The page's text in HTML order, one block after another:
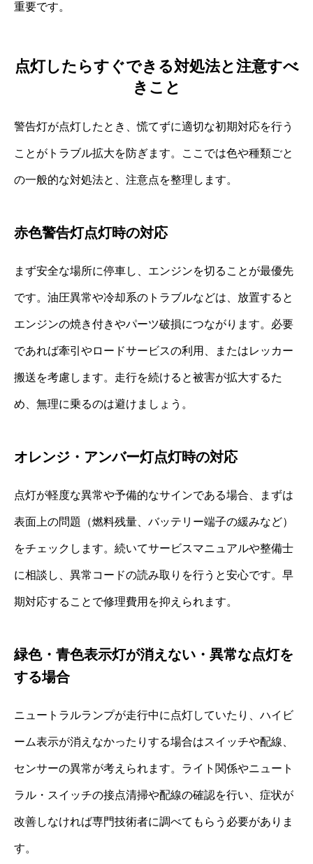
重要です。
点灯したらすぐできる対処法と注意すべ
きこと
警告灯が点灯したとき、慌てずに適切な初期対応を行う
ことがトラブル拡大を防ぎます。ここでは色や種類ごと
の一般的な対処法と、注意点を整理します。
赤色警告灯点灯時の対応
まず安全な場所に停車し、エンジンを切ることが最優先
です。油圧異常や冷却系のトラブルなどは、放置すると
エンジンの焼き付きやパーツ破損につながります。必要
であれば牽引やロードサービスの利用、またはレッカー
搬送を考慮します。走行を続けると被害が拡大するた
め、無理に乗るのは避けましょう。
オレンジ・アンバー灯点灯時の対応
点灯が軽度な異常や予備的なサインである場合、まずは
表面上の問題（燃料残量、バッテリー端子の緩みなど）
をチェックします。続いてサービスマニュアルや整備士
に相談し、異常コードの読み取りを行うと安心です。早
期対応することで修理費用を抑えられます。
緑色・青色表示灯が消えない・異常な点灯を
する場合
ニュートラルランプが走行中に点灯していたり、ハイビ
ーム表示が消えなかったりする場合はスイッチや配線、
センサーの異常が考えられます。ライト関係やニュート
ラル・スイッチの接点清掃や配線の確認を行い、症状が
改善しなければ専門技術者に調べてもらう必要がありま
す。